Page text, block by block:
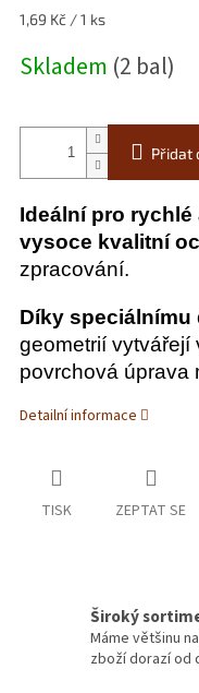
Měrná
1,69 Kč / 1 ks
Skladem (2 bal)
Přidat
Ideální pro rychlé
vysoce kvalitní
zpracování.
Díky
geometrií vytvářejí
povrchová úprava
Detailní informace
TISK ZEPTAT SE
Široký
Máme většinu
zboží dorazí od